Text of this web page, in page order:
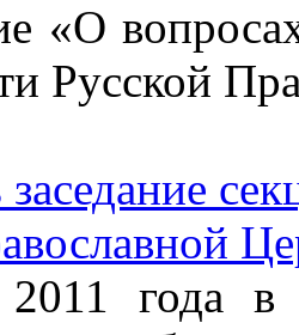
«О
Русской
заседание
2011 года